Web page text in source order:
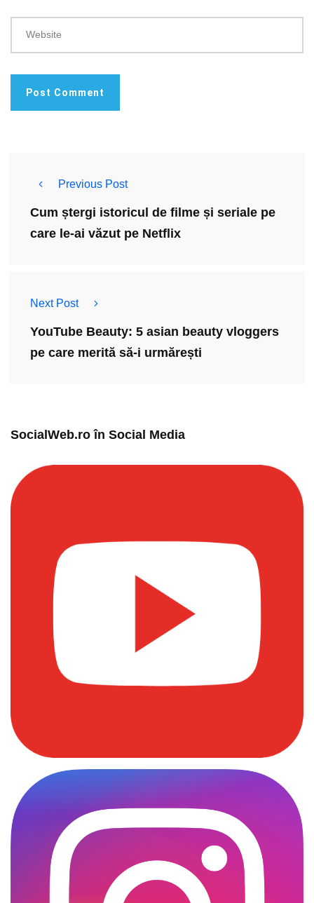
Website
Previous Post
Cum ștergi istoricul de filme și seriale pe
care le-ai văzut pe Netflix
Next Post
YouTube Beauty: 5 asian beauty vloggers
pe care merită să-i urmărești
SocialWeb.ro în Social Media​